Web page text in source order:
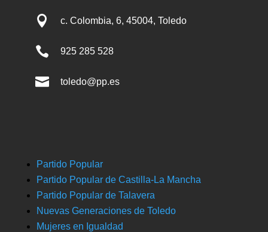
 c. Colombia, 6, 45004, Toledo
 925 285 528
 toledo@pp.es
Partido Popular
Partido Popular de Castilla-La Mancha
Partido Popular de Talavera
Nuevas Generaciones de Toledo
Mujeres en Igualdad